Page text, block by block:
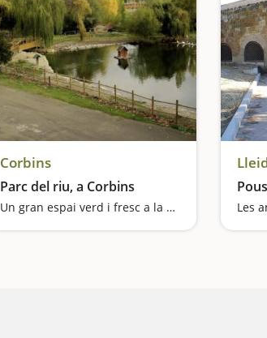
Corbins
Parc del riu, a Corbins
Un gran espai verd i fresc a la vora del poble Les